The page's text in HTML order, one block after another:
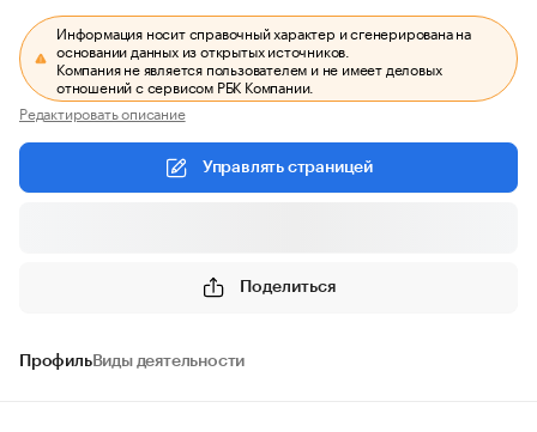
Информация носит справочный характер и сгенерирована на
основании данных из открытых источников.
Компания не является пользователем и не имеет деловых
отношений с сервисом РБК Компании.
Редактировать описание
Управлять страницей
Поделиться
ПрофильВиды деятельности